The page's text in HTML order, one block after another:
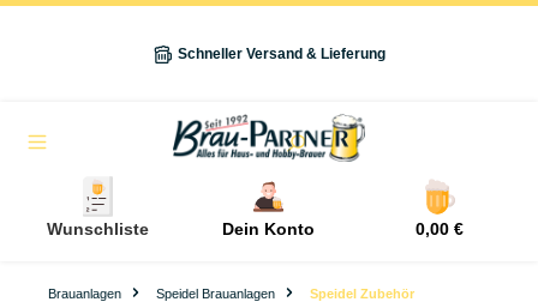
Schneller Versand & Lieferung
Wunschliste Dein Konto 0,00 €
Brauanlagen Speidel Brauanlagen Speidel Zubehör